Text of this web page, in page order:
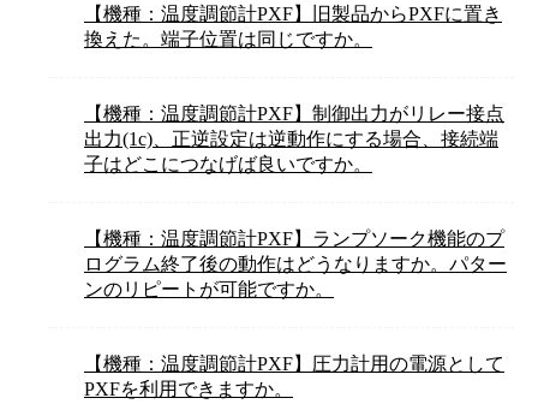
【機種：温度調節計PXF】旧製品からPXFに置き
換えた。端子位置は同じですか。
【機種：温度調節計PXF】制御出力がリレー接点
出力(1c)、正逆設定は逆動作にする場合、接続端
子はどこにつなげば良いですか。
【機種：温度調節計PXF】ランプソーク機能のプ
ログラム終了後の動作はどうなりますか。パター
ンのリピートが可能ですか。
【機種：温度調節計PXF】圧力計用の電源として
PXFを利用できますか。